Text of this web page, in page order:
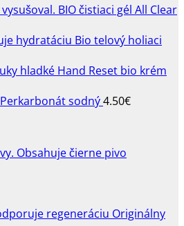
BIO čistiaci gél All Clear
Bio telový holiaci
Hand Reset bio krém
Perkarbonát sodný4.50€
Originálny